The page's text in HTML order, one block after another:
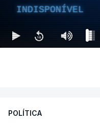
INDISPONÍVEL
POLÍTICA